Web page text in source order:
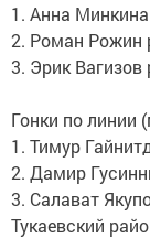
1. Анна
2. Роман Рожин
3. Эрик
Гонки по линии
1. Тимур
2. Дамир
3. Салават
Тукаевский